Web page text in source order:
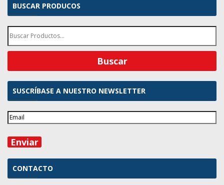
BUSCAR PRODUCOS
SUSCRÍBASE A NUESTRO NEWSLETTER
CONTACTO